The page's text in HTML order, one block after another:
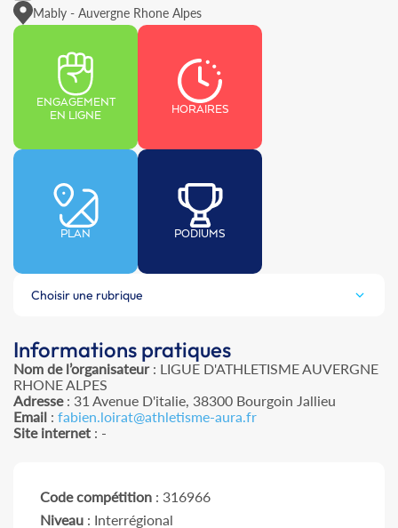
Mably - Auvergne Rhone Alpes
ENGAGEMENT
EN LIGNE
HORAIRES
PLAN PODIUMS
Choisir une rubrique
Informations pratiques
Nom de l’organisateur: LIGUE D'ATHLETISME AUVERGNE
RHONE ALPES
Adresse: 31 Avenue D'italie, 38300 Bourgoin Jallieu
Email : fabien.loirat@athletisme-aura.fr
Site internet : -
Code compétition : 316966
Niveau : Interrégional